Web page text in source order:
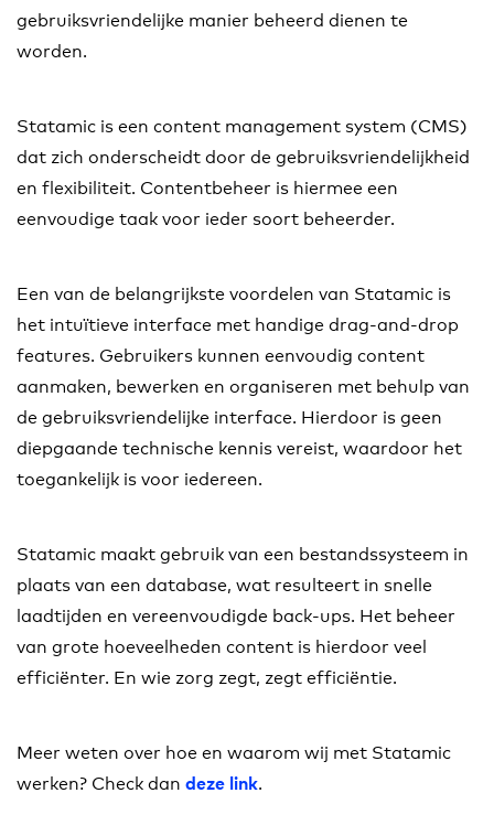
gebruiksvriendelijke manier beheerd dienen te
worden.
Statamic is een content management system (CMS)
dat zich onderscheidt door de gebruiksvriendelijkheid
en flexibiliteit. Contentbeheer is hiermee een
eenvoudige taak voor ieder soort beheerder.
Een van de belangrijkste voordelen van Statamic is
het intuïtieve interface met handige drag-and-drop
features. Gebruikers kunnen eenvoudig content
aanmaken, bewerken en organiseren met behulp van
de gebruiksvriendelijke interface. Hierdoor is geen
diepgaande technische kennis vereist, waardoor het
toegankelijk is voor iedereen.
Statamic maakt gebruik van een bestandssysteem in
plaats van een database, wat resulteert in snelle
laadtijden en vereenvoudigde back-ups. Het beheer
van grote hoeveelheden content is hierdoor veel
efficiënter. En wie zorg zegt, zegt efficiëntie.
Meer weten over hoe en waarom wij met Statamic
werken? Check dan deze link.